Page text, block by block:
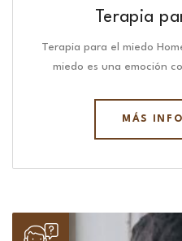
Terapia
Terapia para el miedo
miedo es una emoción
MÁS